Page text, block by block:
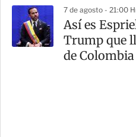
7 de agosto - 21:00
Así es
Trump que
de Colombia